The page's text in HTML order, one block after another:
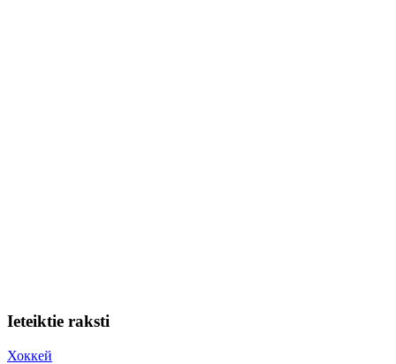
Ieteiktie raksti
Хоккей